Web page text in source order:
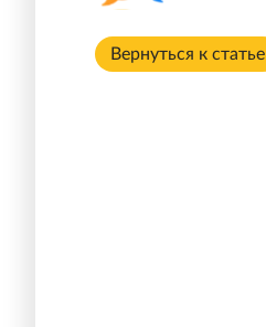
Вернуться к статье